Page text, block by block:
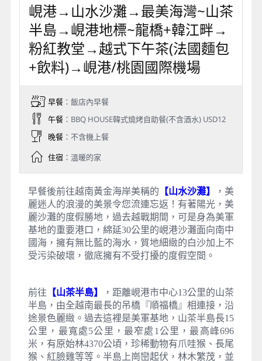
峴港→山水沙灘→最美海灣~山茶
半島→峴港地標~龍橋+韓江畔→
粉紅教堂→越式下午茶(法國麵包
+飲料)→峴港/桃園國際機場
早餐：飯店內早餐
午餐：BBQ HOUSE韓式燒烤自助餐(不含酒水) USD12
晚餐：不含機上餐
住宿：溫暖的家
早餐後前往越南黃金海岸美稱的 【山水沙灘】
，美
麗迷人的浪漫的美景令您流連忘返！有著陽光，美
麗沙灘的度假勝地，過去越戰期間，可是身為美軍
基地的重要港口，綿延30公里的峴港沙灘面向南中
國海，擁有無比藍的海水，質地細緻的白沙加上不
受污染破壞，徹底擁有不受打擾的度假空間。
前往 【山茶半島】
，距離峴港市中心13公里的山茶
半島，由全越南最長的吊橋『順福橋』相連接，沿
途景色麗緻。過去這裡是美軍基地，山茶半島長15
公里，最寬處5公里，最窄處1公里，最高峰696
米，有原始林4370公頃，珍稀動物有爪哇猴、長尾
猴、紅臉雞等等。半島上崗巒起伏，林木繁茂，並